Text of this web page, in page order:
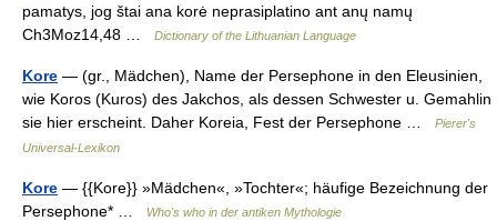
pamatys, jog štai ana korė neprasiplatino ant anų namų
Ch3Moz14,48 …
Dictionary of the Lithuanian Language
Kore — (gr., Mädchen), Name der Persephone in den Eleusinien,
wie Koros (Kuros) des Jakchos, als dessen Schwester u. Gemahlin
sie hier erscheint. Daher Koreia, Fest der Persephone …
Pierer's
Universal-Lexikon
Kore — {{Kore}} »Mädchen«, »Tochter«; häufige Bezeichnung der
Persephone* …
Who's who in der antiken Mythologie